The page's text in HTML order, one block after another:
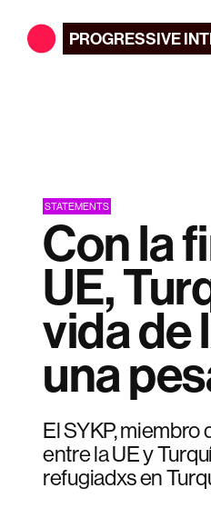
PROGRESSIVE
STATEMENTS
Con la
UE,
vida de
una
El SYKP, miembro
entre la UE y
refugiadxs en